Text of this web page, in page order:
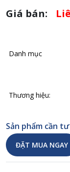
Giá bán:
Danh mục
Thương hiệu:
Sản phẩm cần
ĐẶT MUA NGAY